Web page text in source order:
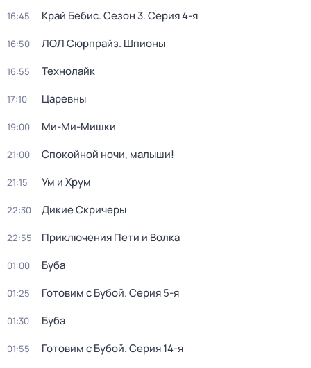
16:45 Край Бебис. Сезон 3. Серия 4-я
16:50 ЛОЛ Сюрпрайз. Шпионы
16:55 Технолайк
17:10 Царевны
19:00 Ми-Ми-Мишки
21:00 Спокойной ночи, малыши!
21:15 Ум и Хрум
22:30 Дикие Скричеры
22:55 Приключения Пети и Волка
01:00 Буба
01:25 Готовим с Бубой. Серия 5-я
01:30 Буба
01:55 Готовим с Бубой. Серия 14-я